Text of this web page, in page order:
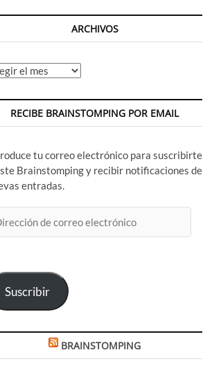
ARCHIVOS
RECIBE BRAINSTOMPING POR EMAIL
tu correo electrónico para suscribirte
Brainstomping y recibir notificaciones de
entradas.
Suscribir
BRAINSTOMPING